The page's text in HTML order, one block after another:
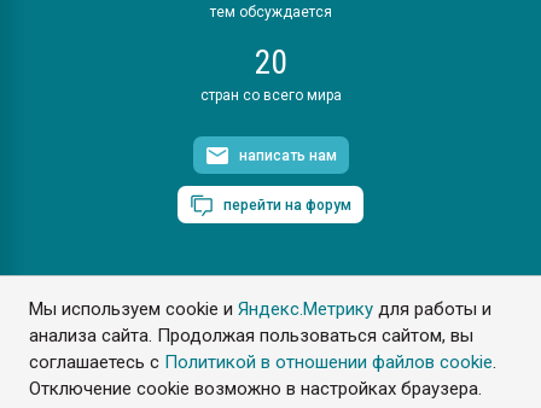
Мы используем cookie иЯндекс.Метрику для работы и
анализа сайта. Продолжая пользоваться сайтом, вы
соглашаетесь с Политикой в отношении файлов cookie.
Отключение cookie возможно в настройках браузера.
тем обсуждается
20
стран со всего мира
написать нам
перейти на форум
ПластЭксперт © 2006. Все права защищены
Разрешается копирование материалов сайта с обязательной
ссылкой на www.e-plastic.ru
Разработка сайта